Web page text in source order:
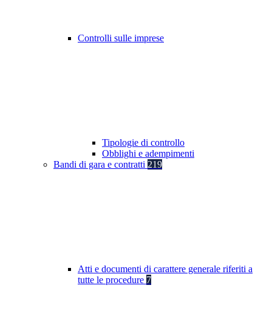
Controlli sulle imprese
Tipologie di controllo
Obblighi e adempimenti
Bandi di gara e contratti 219
Atti e documenti di carattere generale riferiti a
tutte le procedure 7